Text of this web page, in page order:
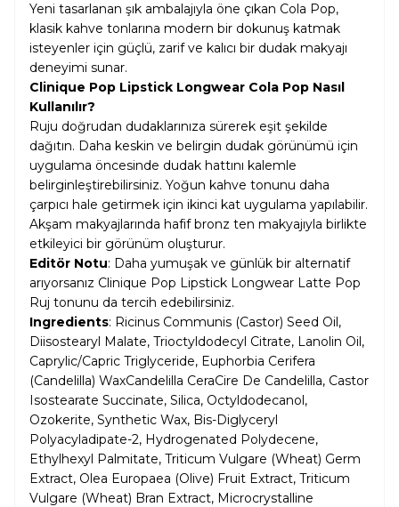
Yeni tasarlanan şık ambalajıyla öne çıkan Cola Pop,
klasik kahve tonlarına modern bir dokunuş katmak
isteyenler için güçlü, zarif ve kalıcı bir dudak makyajı
deneyimi sunar.
Clinique Pop Lipstick Longwear Cola Pop Nasıl
Kullanılır?
Ruju doğrudan dudaklarınıza sürerek eşit şekilde
dağıtın. Daha keskin ve belirgin dudak görünümü için
uygulama öncesinde dudak hattını kalemle
belirginleştirebilirsiniz. Yoğun kahve tonunu daha
çarpıcı hale getirmek için ikinci kat uygulama yapılabilir.
Akşam makyajlarında hafif bronz ten makyajıyla birlikte
etkileyici bir görünüm oluşturur.
Editör Notu: Daha yumuşak ve günlük bir alternatif
arıyorsanız Clinique Pop Lipstick Longwear Latte Pop
Ruj tonunu da tercih edebilirsiniz.
Ingredients: Ricinus Communis (Castor) Seed Oil,
Diisostearyl Malate, Trioctyldodecyl Citrate, Lanolin Oil,
Caprylic/Capric Triglyceride, Euphorbia Cerifera
(Candelilla) WaxCandelilla CeraCire De Candelilla, Castor
Isostearate Succinate, Silica, Octyldodecanol,
Ozokerite, Synthetic Wax, Bis-Diglyceryl
Polyacyladipate-2, Hydrogenated Polydecene,
Ethylhexyl Palmitate, Triticum Vulgare (Wheat) Germ
Extract, Olea Europaea (Olive) Fruit Extract, Triticum
Vulgare (Wheat) Bran Extract, Microcrystalline